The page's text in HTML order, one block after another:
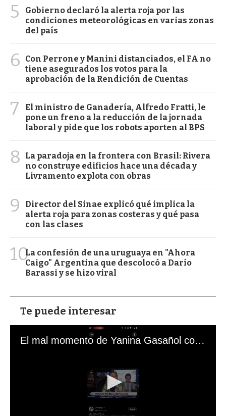
5
Gobierno declaró la alerta roja por las
condiciones meteorológicas en varias zonas
del país
6
Con Perrone y Manini distanciados, el FA no
tiene asegurados los votos para la
aprobación de la Rendición de Cuentas
7
El ministro de Ganadería, Alfredo Fratti, le
pone un freno a la reducción de la jornada
laboral y pide que los robots aporten al BPS
8
La paradoja en la frontera con Brasil: Rivera
no construye edificios hace una década y
Livramento explota con obras
9
Director del Sinae explicó qué implica la
alerta roja para zonas costeras y qué pasa
con las clases
10La confesión de una uruguaya en "Ahora
Caigo" Argentina que descolocó a Darío
Barassi y se hizo viral
Te puede interesar
El mal momento de Yanina Gasañol con un hincha argentino en "Subrayado"